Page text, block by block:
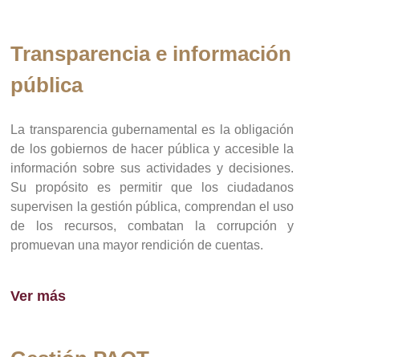
Transparencia e información
pública
La transparencia gubernamental es la obligación
de los gobiernos de hacer pública y accesible la
información sobre sus actividades y decisiones.
Su propósito es permitir que los ciudadanos
supervisen la gestión pública, comprendan el uso
de los recursos, combatan la corrupción y
promuevan una mayor rendición de cuentas.
Ver más